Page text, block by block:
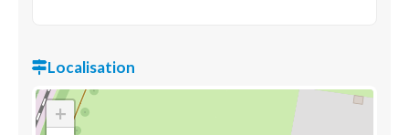
Localisation
+